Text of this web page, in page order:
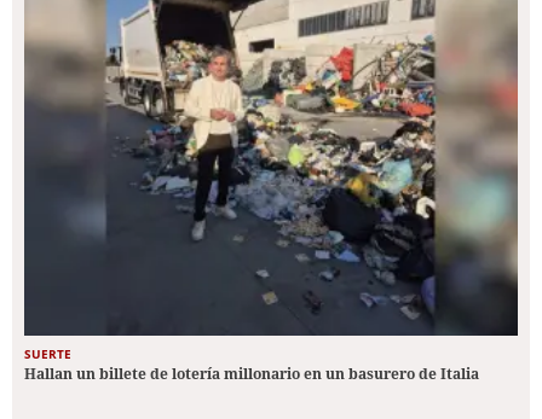
SUERTE
Hallan un billete de lotería millonario en un basurero de Italia